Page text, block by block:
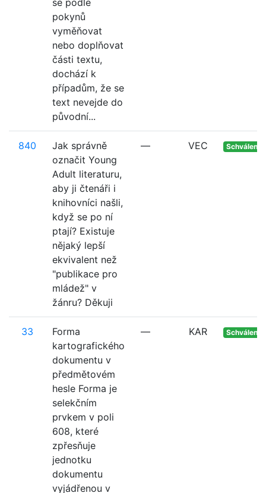
se podle
pokynů
vyměňovat
nebo doplňovat
části textu,
dochází k
případům, že se
text nevejde do
původní...
840
Jak správně
označit Young
Adult literaturu,
aby ji čtenáři i
knihovníci našli,
když se po ní
ptají? Existuje
nějaký lepší
ekvivalent než
"publikace pro
mládež" v
žánru? Děkuji
— VEC Schváleno
33
Forma
kartografického
dokumentu v
předmětovém
hesle Forma je
selekčním
prvkem v poli
608, které
zpřesňuje
jednotku
dokumentu
vyjádřenou v
— KAR Schváleno